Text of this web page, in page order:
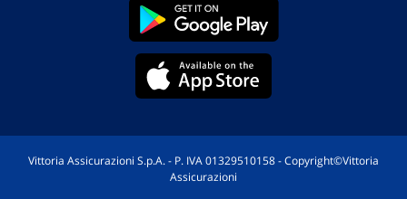
Vittoria Assicurazioni S.p.A. - P. IVA 01329510158 - Copyright©Vittoria
Assicurazioni